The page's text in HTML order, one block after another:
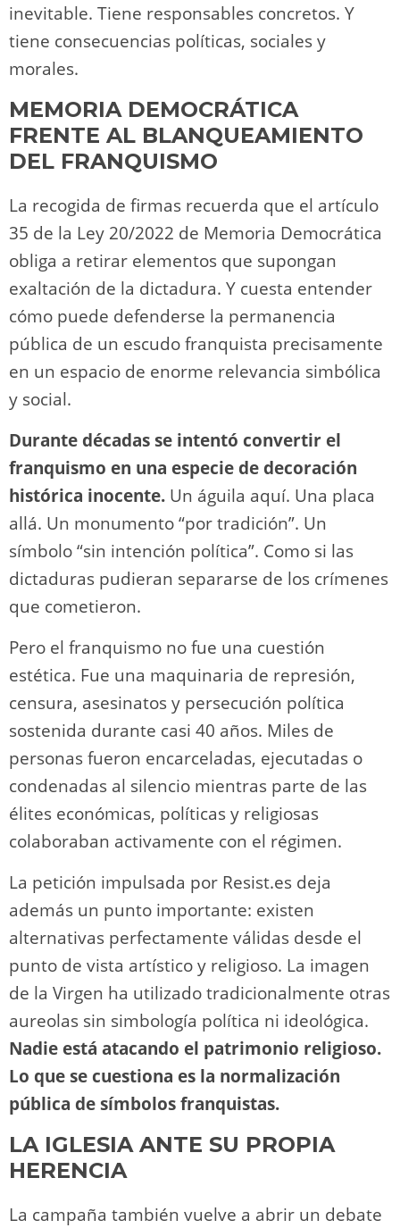
inevitable. Tiene responsables concretos. Y
tiene consecuencias políticas, sociales y
morales.
MEMORIA DEMOCRÁTICA
FRENTE AL BLANQUEAMIENTO
DEL FRANQUISMO
La recogida de firmas recuerda que el artículo
35 de la Ley 20/2022 de Memoria Democrática
obliga a retirar elementos que supongan
exaltación de la dictadura. Y cuesta entender
cómo puede defenderse la permanencia
pública de un escudo franquista precisamente
en un espacio de enorme relevancia simbólica
y social.
Durante décadas se intentó convertir el
franquismo en una especie de decoración
histórica inocente. Un águila aquí. Una placa
allá. Un monumento “por tradición”. Un
símbolo “sin intención política”. Como si las
dictaduras pudieran separarse de los crímenes
que cometieron.
Pero el franquismo no fue una cuestión
estética. Fue una maquinaria de represión,
censura, asesinatos y persecución política
sostenida durante casi 40 años. Miles de
personas fueron encarceladas, ejecutadas o
condenadas al silencio mientras parte de las
élites económicas, políticas y religiosas
colaboraban activamente con el régimen.
La petición impulsada por Resist.es deja
además un punto importante: existen
alternativas perfectamente válidas desde el
punto de vista artístico y religioso. La imagen
de la Virgen ha utilizado tradicionalmente otras
aureolas sin simbología política ni ideológica.
Nadie está atacando el patrimonio religioso.
Lo que se cuestiona es la normalización
pública de símbolos franquistas.
LA IGLESIA ANTE SU PROPIA
HERENCIA
La campaña también vuelve a abrir un debate